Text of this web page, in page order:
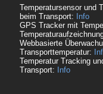
Temperatursensor und
beim Transport: Info
GPS Tracker mit
Webbasierte
Transporttemperatur:
Temperatur Tracking
Transport: Info